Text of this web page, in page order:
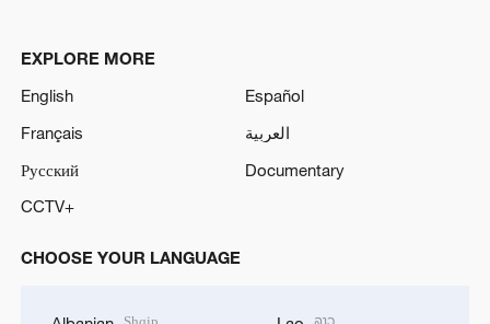
EXPLORE MORE
English
Español
Français
العربية
Русский
Documentary
CCTV+
CHOOSE YOUR LANGUAGE